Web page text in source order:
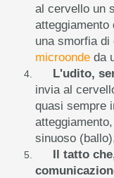
al cervello un
una smorfia di
microonde da
L'udito,
invia al
quasi sempre
sinuoso
Il tatto